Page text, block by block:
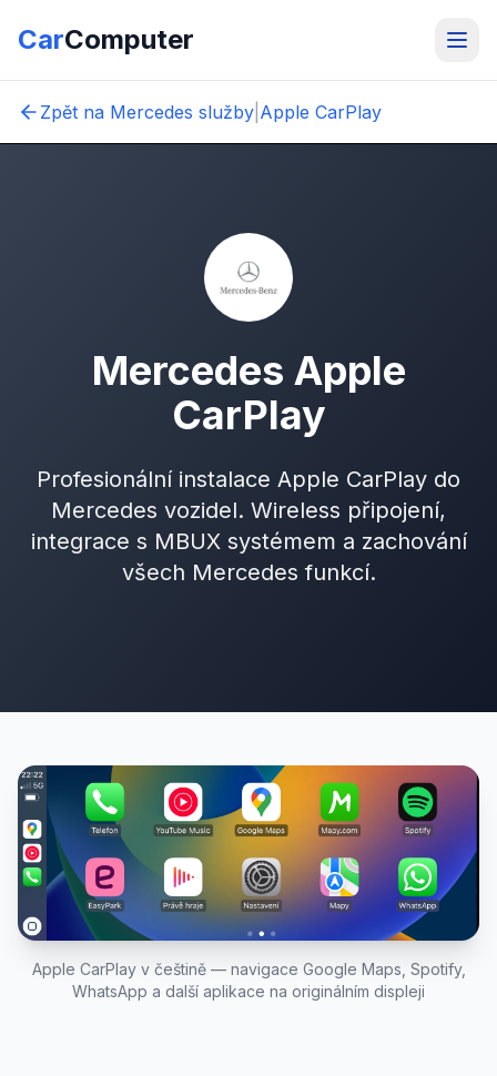
CarComputer
Zpět na Mercedes služby Apple CarPlay
Mercedes Apple
CarPlay
Profesionální instalace Apple CarPlay do
Mercedes vozidel. Wireless připojení,
integrace s MBUX systémem a zachování
všech Mercedes funkcí.
Apple CarPlay v češtině — navigace Google Maps, Spotify,
WhatsApp a další aplikace na originálním displeji